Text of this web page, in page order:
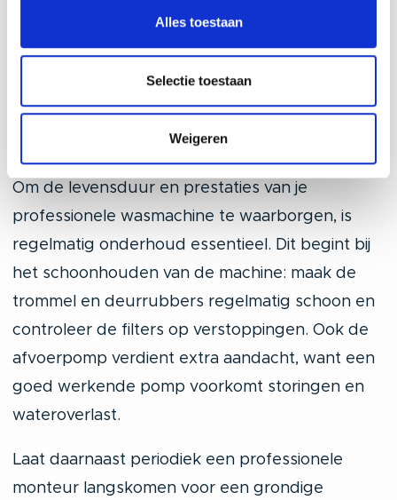
Alles toestaan
Selectie toestaan
Weigeren
industrieel.
Professionele machines en
onderhoud: waar moet je op
Om de levensduur en prestaties van je
professionele wasmachine te waarborgen, is
regelmatig onderhoud essentieel. Dit begint bij
het schoonhouden van de machine: maak de
trommel en deurrubbers regelmatig schoon en
controleer de filters op verstoppingen. Ook de
afvoerpomp verdient extra aandacht, want een
goed werkende pomp voorkomt storingen en
wateroverlast.
Laat daarnaast periodiek een professionele
monteur langskomen voor een grondige